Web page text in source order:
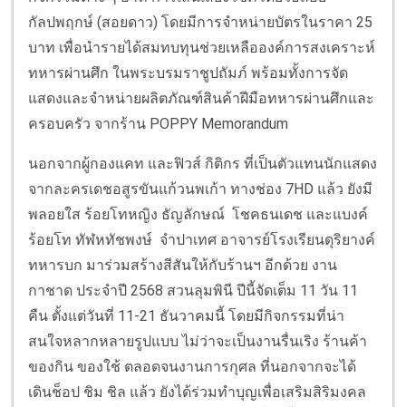
กัลปพฤกษ์ (สอยดาว) โดยมีการจำหน่ายบัตรในราคา 25
บาท เพื่อนำรายได้สมทบทุนช่วยเหลือองค์การสงเคราะห์
ทหารผ่านศึก ในพระบรมราชูปถัมภ์ พร้อมทั้งการจัด
แสดงและจำหน่ายผลิตภัณฑ์สินค้าฝีมือทหารผ่านศึกและ
ครอบครัว จากร้าน POPPY Memorandum
นอกจากผู้กองแคท และฟิวส์ กิติกร ที่เป็นตัวแทนนักแสดง
จากละครเดชอสูรขันแก้วนพเก้า ทางช่อง 7HD แล้ว ยังมี
พลอยใส ร้อยโทหญิง ธัญลักษณ์ โชคธนเดช และแบงค์
ร้อยโท ทัฬหทัชพงษ์ จำปาเทศ อาจารย์โรงเรียนดุริยางค์
ทหารบก มาร่วมสร้างสีสันให้กับร้านฯ อีกด้วย งาน
กาชาด ประจำปี 2568 สวนลุมพินี ปีนี้จัดเต็ม 11 วัน 11
คืน ตั้งแต่วันที่ 11-21 ธันวาคมนี้ โดยมีกิจกรรมที่น่า
สนใจหลากหลายรูปแบบ ไม่ว่าจะเป็นงานรื่นเริง ร้านค้า
ของกิน ของใช้ ตลอดจนงานการกุศล ที่นอกจากจะได้
เดินช็อป ชิม ชิล แล้ว ยังได้ร่วมทำบุญเพื่อเสริมสิริมงคล